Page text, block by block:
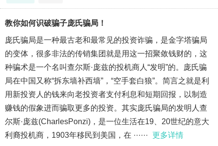
教你如何识破骗子庞氏骗局！
庞氏骗局是一种最古老和最常见的投资诈骗，是金字塔骗局
的变体，很多非法的传销集团就是用这一招聚敛钱财的，这
种骗术是一个名叫查尔斯·庞兹的投机商人“发明”的。庞氏骗
局在中国又称“拆东墙补西墙”，“空手套白狼”。简言之就是利
用新投资人的钱来向老投资者支付利息和短期回报，以制造
赚钱的假象进而骗取更多的投资。其实庞氏骗局的发明人查
尔斯·庞兹(CharlesPonzi)，是一位生活在19、20世纪的意大
利裔投机商，1903年移民到美国，在 ······ 更多详情